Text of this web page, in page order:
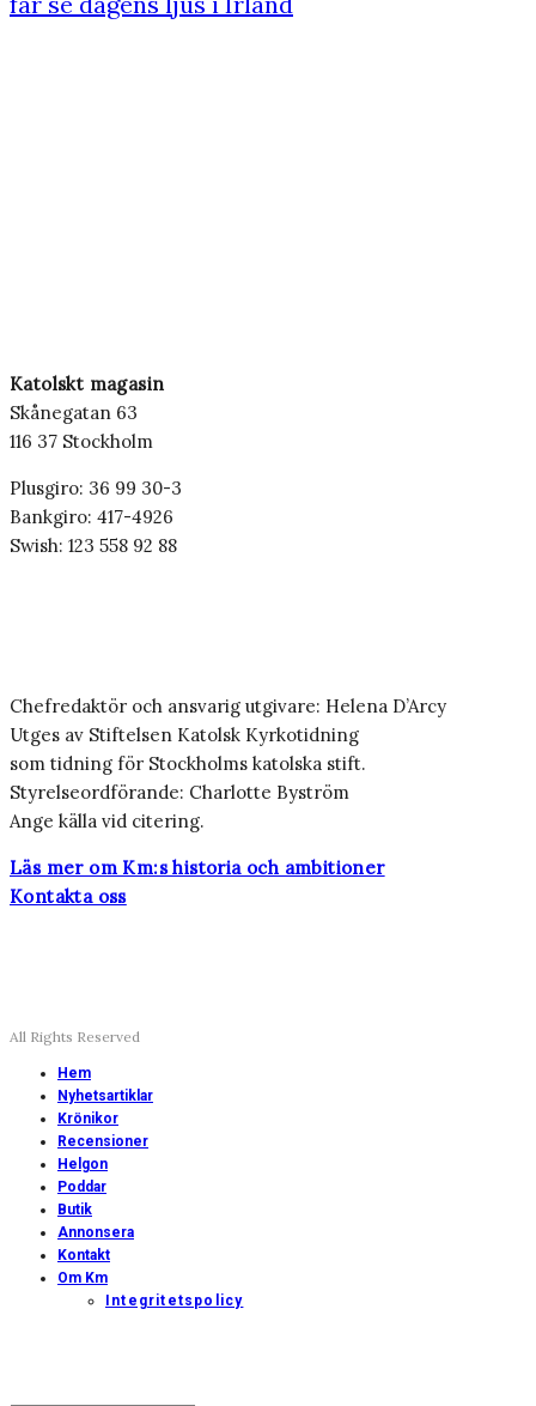
Katolskt magasin
Skånegatan 63
116 37 Stockholm
Plusgiro: 36 99 30-3
Bankgiro: 417-4926
Swish: 123 558 92 88
Chefredaktör och ansvarig utgivare: Helena D’Arcy
Utges av Stiftelsen Katolsk Kyrkotidning
som tidning för Stockholms katolska stift.
Styrelseordförande: Charlotte Byström
Ange källa vid citering.
Läs mer om Km:s historia och ambitioner
Kontakta oss
All Rights Reserved
Hem
Nyhetsartiklar
Krönikor
Recensioner
Helgon
Poddar
Butik
Annonsera
Kontakt
Om Km
Integritetspolicy